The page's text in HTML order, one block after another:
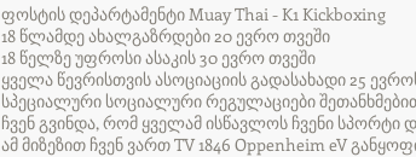
ფოსტის დეპარტამენტი Muay Thai - K1 Kickboxing
18 წლამდე ახალგაზრდები 20 ევრო თვეში
18 წელზე უფროსი ასაკის 30 ევრო თვეში
ყველა წევრისთვის ასოციაციის გადასახადი 25
სპეციალური სოციალური რეგულაციები
ჩვენ გვინდა, რომ ყველამ ისწავლოს ჩვენი სპორტი
ამ მიზეზით ჩვენ ვართ TV 1846 Oppenheim eV